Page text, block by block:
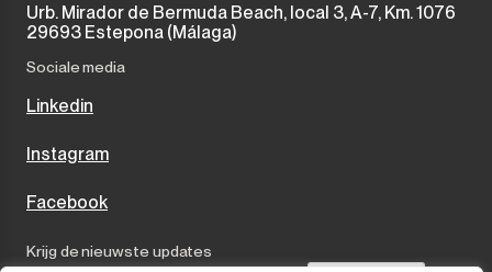
Urb. Mirador de Bermuda Beach, local 3, A-7, Km. 1076
29693 Estepona (Málaga)
Sociale media
Linkedin
Instagram
Facebook
Krijg de nieuwste updates